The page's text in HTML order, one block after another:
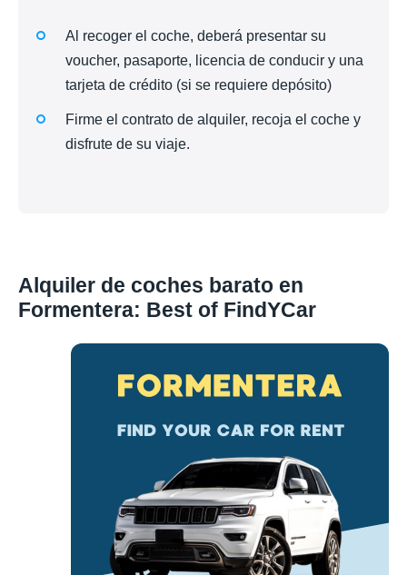
Al recoger el coche, deberá presentar su
voucher, pasaporte, licencia de conducir y una
tarjeta de crédito (si se requiere depósito)
Firme el contrato de alquiler, recoja el coche y
disfrute de su viaje.
Alquiler de coches barato en
Formentera: Best of FindYCar